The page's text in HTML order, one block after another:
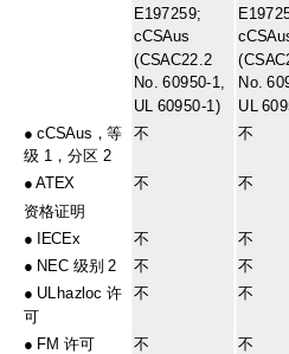
E197259;
cCSAus
(CSAC22.2
No. 60950-1,
UL 60950-1)
No.
UL
●cCSAus，等
级 1，分区 2
不 不
●ATEX 不 不
资格证明
● IECEx 不 不
● NEC 级别 2 不 不
● ULhazloc 许
可
不 不
● FM 许可 不 不